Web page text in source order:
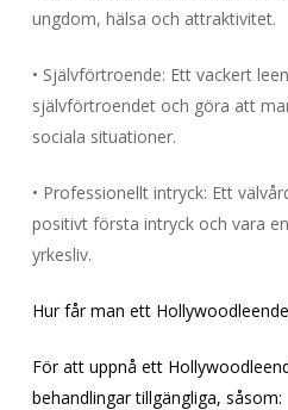
ungdom, hälsa och attraktivitet.
• Självförtroende: Ett vackert
självförtroendet och göra att
sociala situationer.
• Professionellt intryck: Ett
positivt första intryck och vara
yrkesliv.
Hur får man ett
För att uppnå ett
behandlingar tillgängliga, såsom: